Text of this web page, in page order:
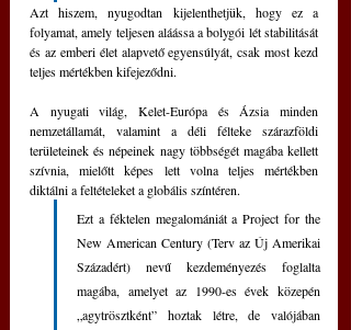
Azt hiszem, nyugodtan kijelenthetjük, hogy ez a
folyamat, amely teljesen aláássa a bolygói lét stabilitását
és az emberi élet alapvető egyensúlyát, csak most kezd
teljes mértékben kifejeződni.
A nyugati világ, Kelet-Európa és Ázsia minden
nemzetállamát, valamint a déli félteke szárazföldi
területeinek és népeinek nagy többségét magába kellett
szívnia, mielőtt képes lett volna teljes mértékben
diktálni a feltételeket a globális színtéren.
Ezt a féktelen megalomániát a Project for the
New American Century (Terv az Új Amerikai
Századért) nevű kezdeményezés foglalta
magába, amelyet az 1990-es évek közepén
„agytrösztként” hoztak létre, de valójában